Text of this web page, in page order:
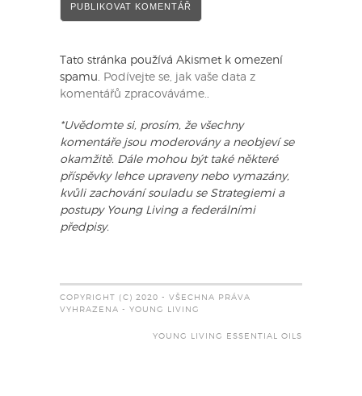
Tato stránka používá Akismet k omezení
spamu. Podívejte se, jak vaše data z
komentářů zpracováváme..
*Uvědomte si, prosím, že všechny
komentáře jsou moderovány a neobjeví se
okamžitě. Dále mohou být také některé
příspěvky lehce upraveny nebo vymazány,
kvůli zachování souladu se Strategiemi a
postupy Young Living a federálními
předpisy.
COPYRIGHT (C) 2020 - VŠECHNA PRÁVA
VYHRAZENA - YOUNG LIVING
YOUNG LIVING ESSENTIAL OILS